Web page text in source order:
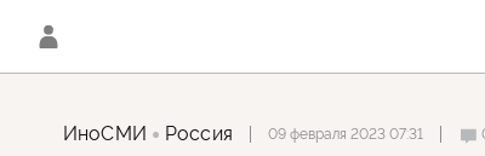
ИноСМИ Россия 09 февраля 2023 07:31